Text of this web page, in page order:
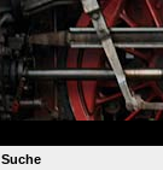
Suche